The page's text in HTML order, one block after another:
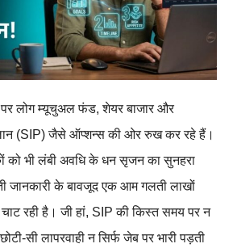
पर लोग म्यूचुअल फंड, शेयर बाजार और
(SIP) जैसे ऑप्शन्स की ओर रुख कर रहे हैं।
को भी लंबी अवधि के धन सृजन का सुनहरा
जानकारी के बावजूद एक आम गलती लाखों
रही है। जी हां, SIP की किस्त समय पर न
सी लापरवाही न सिर्फ जेब पर भारी पड़ती